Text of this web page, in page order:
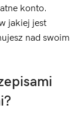
konto.
jakiej jest
nad swoim